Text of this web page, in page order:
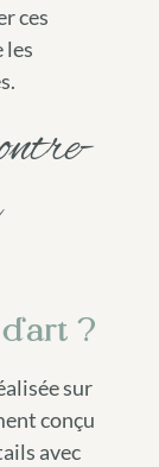
ces
les
?
sur
conçu
avec